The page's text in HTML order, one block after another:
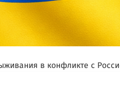
в конфликте с